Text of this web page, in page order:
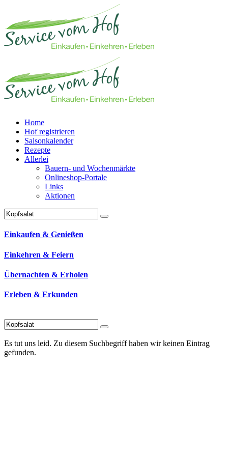
Home
Hof registrieren
Saisonkalender
Rezepte
Allerlei
Bauern- und Wochenmärkte
Onlineshop-Portale
Links
Aktionen
Technisches Feld: Suchfeld
Technisches Feld: Suchbutton
Suche absenden
Einkaufen & Genießen
Einkehren & Feiern
Übernachten & Erholen
Erleben & Erkunden
Es tut uns leid. Zu diesem Suchbegriff haben wir keinen Eintrag
gefunden.